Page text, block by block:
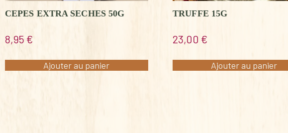
CEPES EXTRA SECHES 50G
8,95 €
Ajouter au panier
TRUFFE 15G
23,00 €
Ajouter au panier